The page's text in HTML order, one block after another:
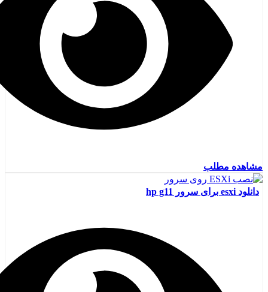
مشاهده مطلب
دانلود esxi برای سرور hp g11